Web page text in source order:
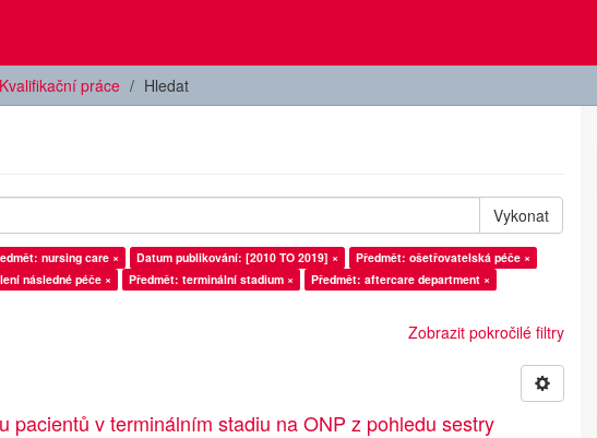
Kvalifikační práce Hledat
Vykonat
nursing care × Datum publikování: [2010 TO 2019] ×
Předmět: ošetřovatelská péče ×
následné péče × Předmět: terminální stadium ×
Předmět: aftercare department ×
Zobrazit pokročilé filtry
pacientů v terminálním stadiu na ONP z pohledu sestry